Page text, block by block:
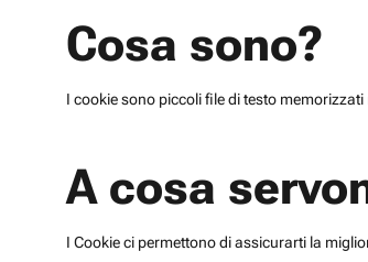
Cosa sono?
I cookie sono piccoli file di testo
A cosa
I Cookie ci permettono di assicurarti la